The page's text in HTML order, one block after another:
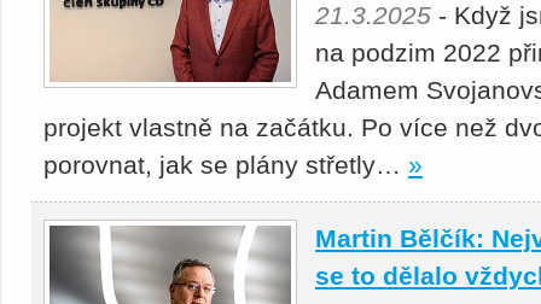
21.3.2025 - Když
na podzim 2022
Adamem
projekt vlastně na začátku. Po více než
porovnat, jak se plány střetly… »
Martin Bělčík:
se to dělalo